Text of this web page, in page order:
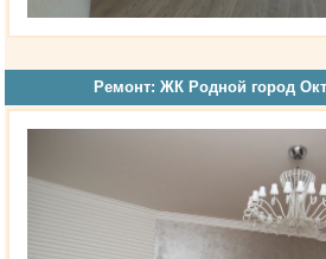
Ремонт: ЖК Родной город